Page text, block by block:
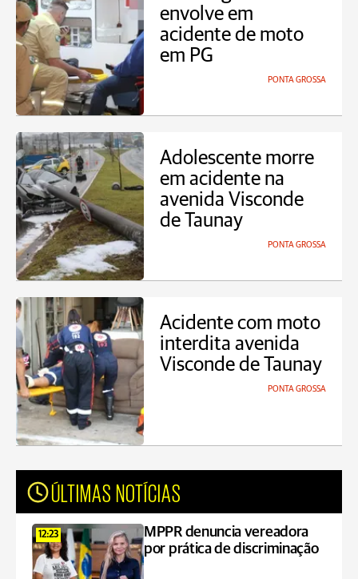
envolve em
acidente de moto
em PG
PONTA GROSSA
Adolescente morre
em acidente na
avenida Visconde
de Taunay
PONTA GROSSA
Acidente com moto
interdita avenida
Visconde de Taunay
PONTA GROSSA
ÚLTIMAS NOTÍCIAS
12:23
MPPR denuncia vereadora
por prática de discriminação